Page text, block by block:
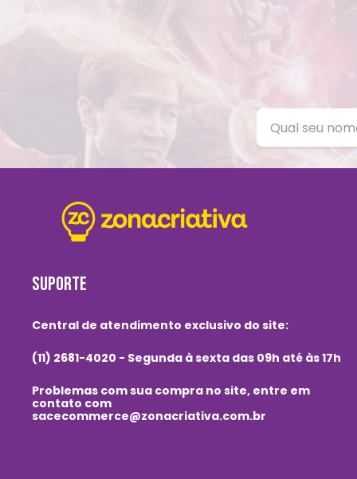
SUPORTE
Central de atendimento exclusivo do site:
(11) 2681-4020 - Segunda à sexta das 09h até às 17h
Problemas com sua compra no site, entre em
contato com
sacecommerce@zonacriativa.com.br